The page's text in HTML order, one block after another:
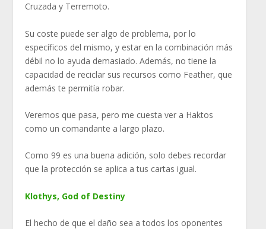
Cruzada y Terremoto.
Su coste puede ser algo de problema, por lo
específicos del mismo, y estar en la combinación más
débil no lo ayuda demasiado. Además, no tiene la
capacidad de reciclar sus recursos como Feather, que
además te permitía robar.
Veremos que pasa, pero me cuesta ver a Haktos
como un comandante a largo plazo.
Como 99 es una buena adición, solo debes recordar
que la protección se aplica a tus cartas igual.
Klothys, God of Destiny
El hecho de que el daño sea a todos los oponentes